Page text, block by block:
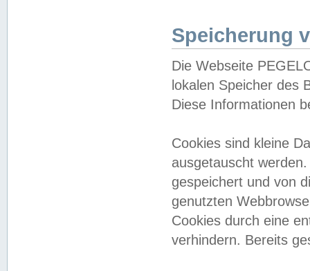
Speicherung
Die Webseite
lokalen Speicher des
Diese Informationen
Cookies sind kleine
ausgetauscht
gespeichert und von
genutzten
Cookies durch eine
verhindern. Bereits